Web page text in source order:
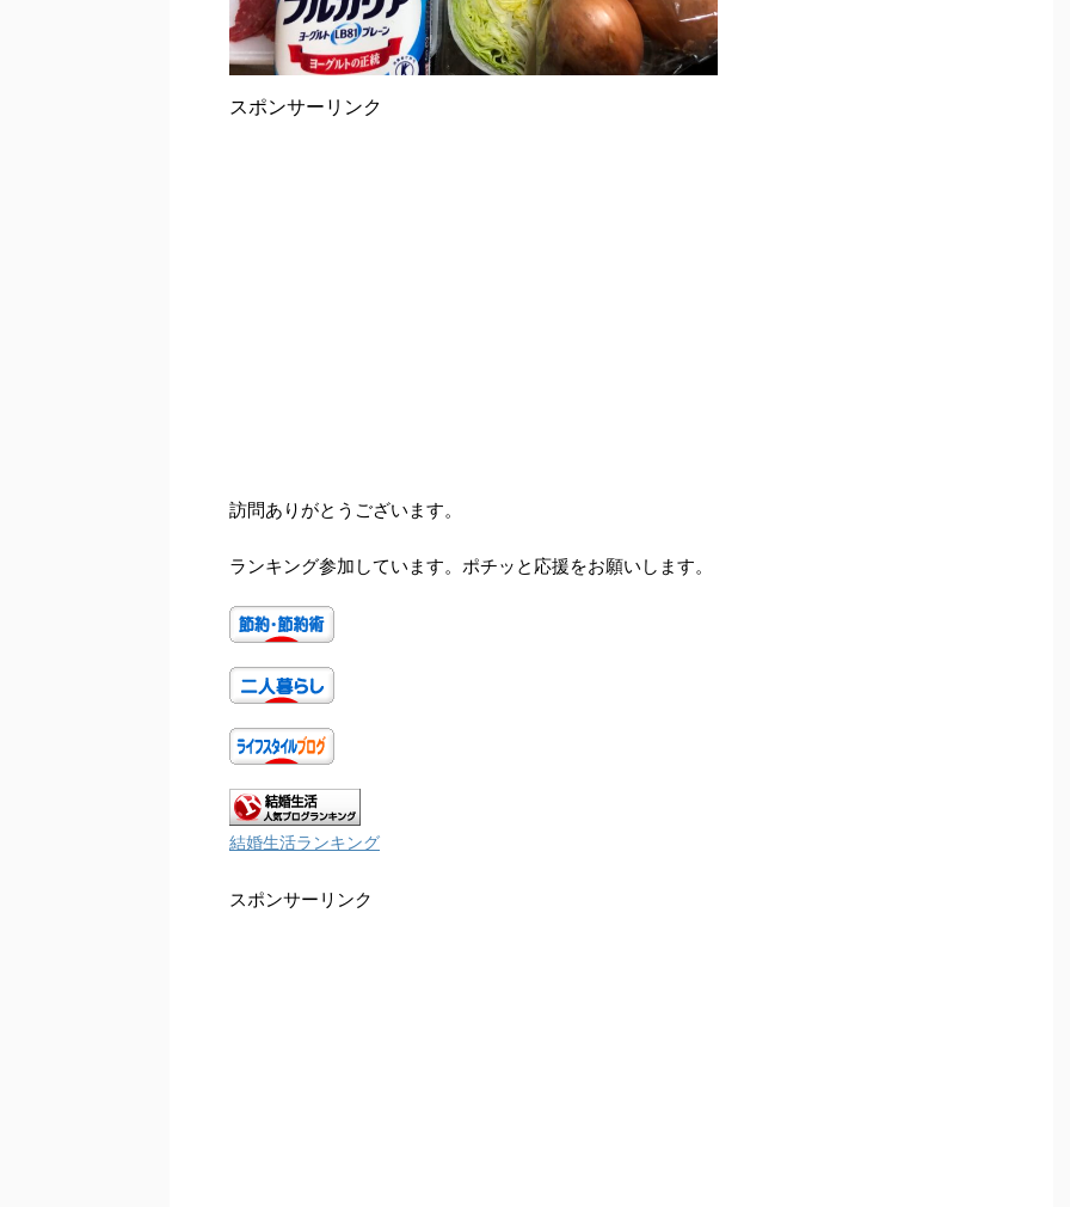
スポンサーリンク
訪問ありがとうございます。
ランキング参加しています。ポチッと応援をお願いします。
結婚生活ランキング
スポンサーリンク